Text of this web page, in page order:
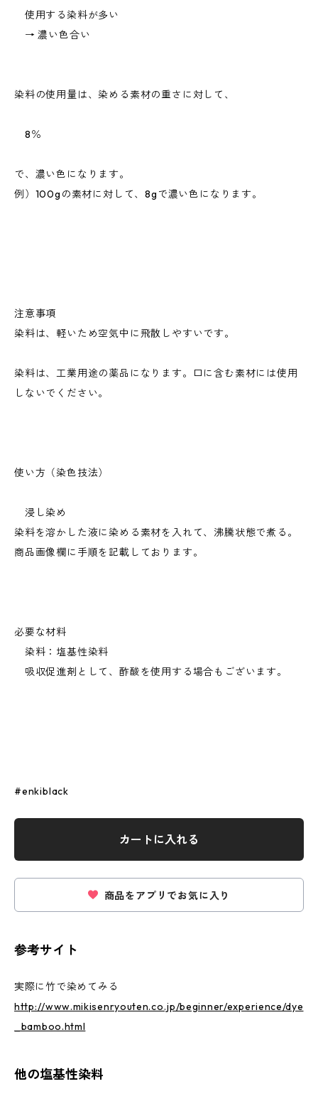
使用する染料が多い
→ 濃い色合い
染料の使用量は、染める素材の重さに対して、
8％
で、濃い色になります。
例）100gの素材に対して、8gで濃い色になります。
注意事項
染料は、軽いため空気中に飛散しやすいです。
染料は、工業用途の薬品になります。口に含む素材には使用
しないでください。
使い方（染色技法）
浸し染め
染料を溶かした液に染める素材を入れて、沸騰状態で煮る。
商品画像欄に手順を記載しております。
必要な材料
染料：塩基性染料
吸収促進剤として、酢酸を使用する場合もございます。
#enkiblack
カートに入れる
商品をアプリでお気に入り
参考サイト
実際に竹で染めてみる
http://www.mikisenryouten.co.jp/beginner/experience/dye
_bamboo.html
他の塩基性染料